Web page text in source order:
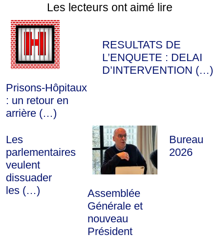
Les lecteurs ont aimé lire
Prisons-Hôpitaux
: un retour en
arrière (…)
RESULTATS DE
L’ENQUETE : DELAI
D’INTERVENTION (…)
Les
parlementaires
veulent
dissuader
les (…)
Assemblée
Générale et
nouveau
Président
Bureau
2026